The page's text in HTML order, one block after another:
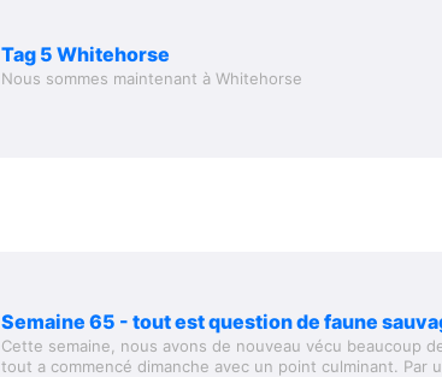
Tag 5 Whitehorse
Nous sommes maintenant à Whitehorse
Semaine 65 - tout est question de faune
Cette semaine, nous avons de nouveau vécu beaucoup
tout a commencé dimanche avec un point culminant. Par